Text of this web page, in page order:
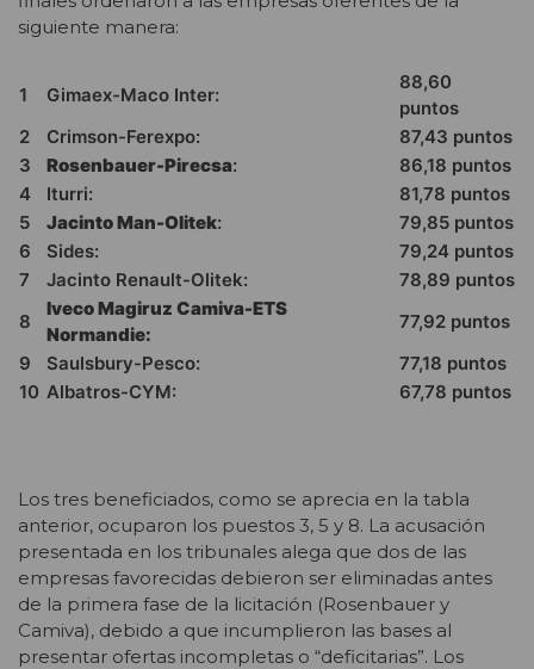
siguiente manera:
1 Gimaex-Maco Inter:
88,60
puntos
2
Crimson-Ferexpo:
87,43 puntos
3
Rosenbauer-Pirecsa:
86,18 puntos
4
Iturri:
81,78 puntos
5
Jacinto Man-Olitek:
79,85 puntos
6
Sides:
79,24 puntos
7
Jacinto Renault-Olitek:
78,89 puntos
8
Iveco Magiruz Camiva-ETS
Normandie:
77,92 puntos
9
Saulsbury-Pesco:
77,18 puntos
10 Albatros-CYM: 67,78 puntos
Los tres beneficiados, como se aprecia en la tabla
anterior, ocuparon los puestos 3, 5 y 8. La acusación
presentada en los tribunales alega que dos de las
empresas favorecidas debieron ser eliminadas antes
de la primera fase de la licitación (Rosenbauer y
Camiva), debido a que incumplieron las bases al
presentar ofertas incompletas o “deficitarias”. Los